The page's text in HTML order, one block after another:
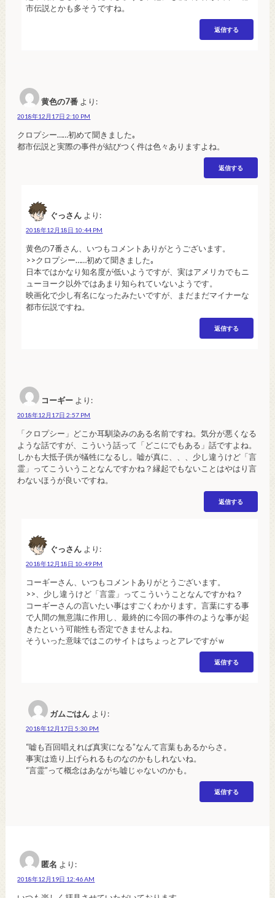
市伝説とかも多そうですね。
返信する
黄色の7番 より:
2018年12月17日 2:10 PM
クロプシー……初めて聞きました｡
都市伝説と実際の事件が結びつく件は色々ありますよね。
返信する
ぐっさん より:
2018年12月18日 10:44 PM
黄色の7番さん、いつもコメントありがとうございます。
>>クロプシー……初めて聞きました｡
日本ではかなり知名度が低いようですが、実はアメリカでもニ
ューヨーク以外ではあまり知られていないようです。
映画化で少し有名になったみたいですが、まだまだマイナーな
都市伝説ですね。
返信する
コーギー より:
2018年12月17日 2:57 PM
「クロプシー」どこか耳馴染みのある名前ですね。気分が悪くなる
ような話ですが、こういう話って「どこにでもある」話ですよね。
しかも大抵子供が犠牲になるし。嘘が真に、、、少し違うけど「言
霊」ってこういうことなんですかね？縁起でもないことはやはり言
わないほうが良いですね。
返信する
ぐっさん より:
2018年12月18日 10:49 PM
コーギーさん、いつもコメントありがとうございます。
>>、少し違うけど「言霊」ってこういうことなんですかね？
コーギーさんの言いたい事はすごくわかります。言葉にする事
で人間の無意識に作用し、最終的に今回の事件のような事が起
きたという可能性も否定できませんよね。
そういった意味ではこのサイトはちょっとアレですがｗ
返信する
ガムごはん より:
2018年12月17日 5:30 PM
“嘘も百回唱えれば真実になる”なんて言葉もあるからさ。
事実は造り上げられるものなのかもしれないね。
“言霊”って概念はあながち嘘じゃないのかも。
返信する
匿名 より:
2018年12月19日 12:46 AM